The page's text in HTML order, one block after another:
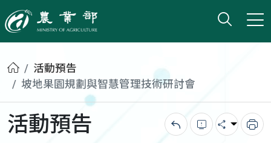
農業部
打開
小版
首頁活動預告
坡地果園規劃與智慧管理技術研討會
活動預告 回上一頁錯誤回報
分享 列